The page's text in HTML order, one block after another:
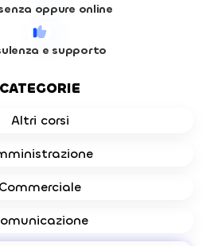
oppure online
e supporto
CATEGORIE
Altri corsi
Commerciale